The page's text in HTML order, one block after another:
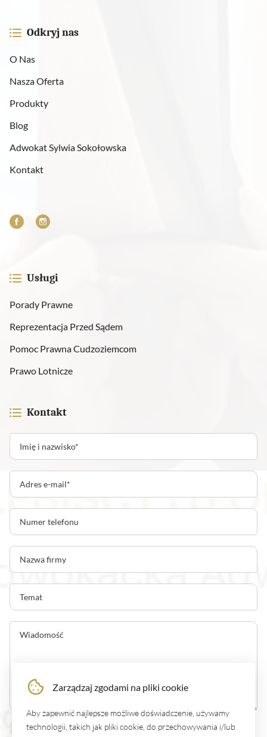
Zarządzaj zgodami na pliki cookie
Aby zapewnić najlepsze możliwe doświadczenie, używamy
technologii, takich jak pliki cookie, do przechowywania i/lub
Odkryj nas
O Nas
Nasza Oferta
Produkty
Blog
Adwokat Sylwia Sokołowska
Kontakt
Usługi
Porady Prawne
Reprezentacja Przed Sądem
Pomoc Prawna Cudzoziemcom
Prawo Lotnicze
Kontakt
Akceptujępolitykę prywatności.